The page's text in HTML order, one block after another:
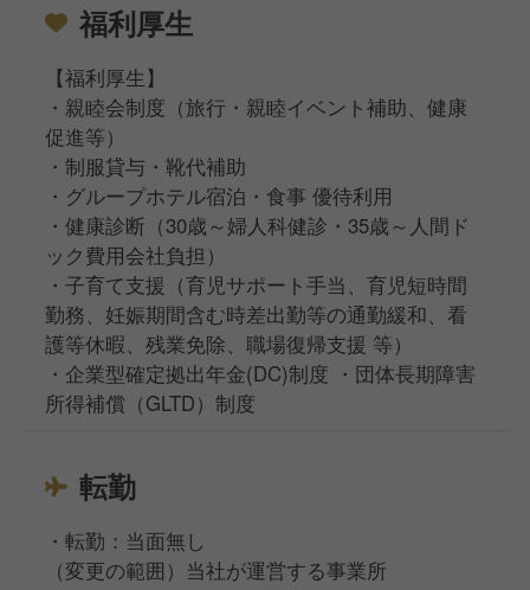
福利厚生
【福利厚生】
・親睦会制度（旅行・親睦イベント補助、健康
促進等）
・制服貸与・靴代補助
・グループホテル宿泊・食事 優待利用
・健康診断（30歳～婦人科健診・35歳～人間ド
ック費用会社負担）
・子育て支援（育児サポート手当、育児短時間
勤務、妊娠期間含む時差出勤等の通勤緩和、看
護等休暇、残業免除、職場復帰支援 等）
・企業型確定拠出年金(DC)制度 ・団体長期障害
所得補償（GLTD）制度
転勤
・転勤：当面無し
（変更の範囲）当社が運営する事業所